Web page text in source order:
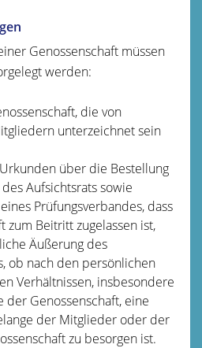
Genossenschaft müssen
werden:
die von
unterzeichnet sein
über die Bestellung
Aufsichtsrats sowie
Prüfungsverbandes, dass
zum Beitritt zugelassen ist,
Äußerung des
ob nach den persönlichen
Verhältnissen, insbesondere
der Genossenschaft, eine
der Mitglieder oder der
zu besorgen ist.